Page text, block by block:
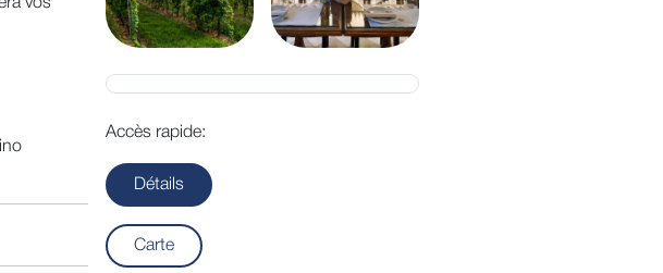
vos
Accès rapide:
Détails
Carte